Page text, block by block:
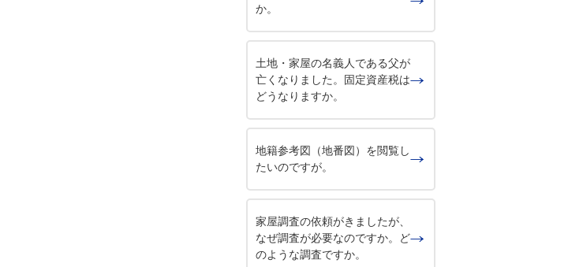
か。
土地・家屋の名義人である父が
亡くなりました。固定資産税は
どうなりますか。
地籍参考図（地番図）を閲覧し
たいのですが。
家屋調査の依頼がきましたが、
なぜ調査が必要なのですか。ど
のような調査ですか。